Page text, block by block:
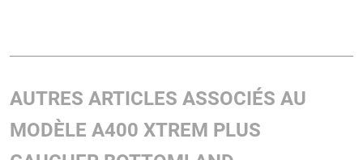
AUTRES ARTICLES ASSOCIÉS AU
MODÈLE A400 XTREM PLUS